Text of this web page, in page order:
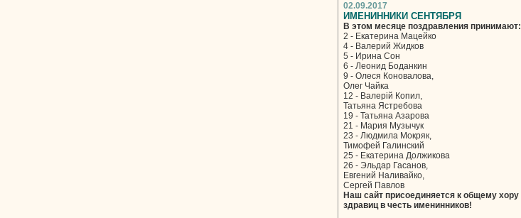
02.09.2017
ИМЕНИННИКИ СЕНТЯБРЯ
В этом месяце поздравления принимают:
2 - Екатерина Мацейко
4 - Валерий Жидков
5 - Ирина Сон
6 - Леонид Боданкин
9 - Олеся Коновалова,
Олег Чайка
12 - Валерій Копил,
Татьяна Ястребова
19 - Татьяна Азарова
21 - Мария Музычук
23 - Людмила Мокряк,
Тимофей Галинский
25 - Екатерина Должикова
26 - Эльдар Гасанов,
Евгений Наливайко,
Сергей Павлов
Наш сайт присоединяется к общему хору
здравиц в честь именинников!